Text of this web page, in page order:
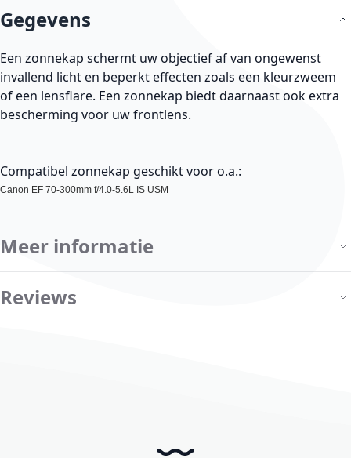
Gegevens
Een zonnekap schermt uw objectief af van ongewenst
invallend licht en beperkt effecten zoals een kleurzweem
of een lensflare. Een zonnekap biedt daarnaast ook extra
bescherming voor uw frontlens.
Compatibel zonnekap geschikt voor o.a.:
Canon EF 70-300mm f/4.0-5.6L IS USM
Meer informatie
Reviews